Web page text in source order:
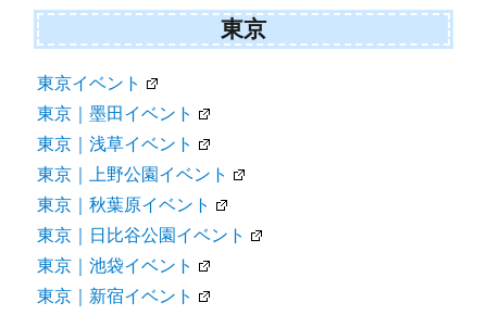
東京
東京イベント
東京｜墨田イベント
東京｜浅草イベント
東京｜上野公園イベント
東京｜秋葉原イベント
東京｜日比谷公園イベント
東京｜池袋イベント
東京｜新宿イベント